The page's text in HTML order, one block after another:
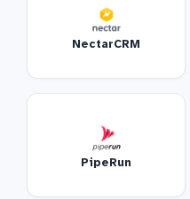
NectarCRM
PipeRun